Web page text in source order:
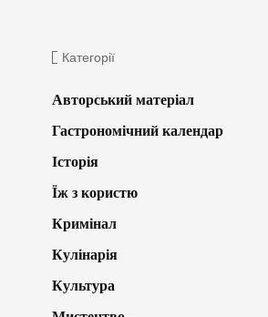
Категорії
Авторський матеріал
Гастрономічний календар
Історія
Їж з користю
Кримінал
Кулінарія
Культура